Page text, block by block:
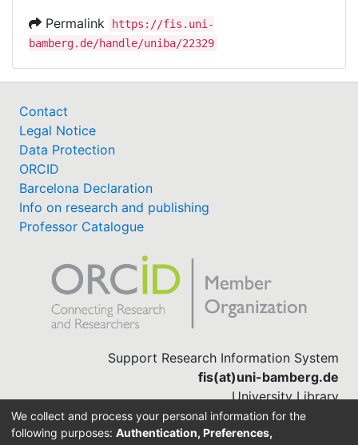
Permalink
https://fis.uni-
bamberg.de/handle/uniba/22329
Contact
Legal Notice
Data Protection
ORCID
Barcelona Declaration
Info on research and publishing
Professor Catalogue
Support Research Information System
fis(at)uni-bamberg.de
University Library
(0951) 863-1568
We collect and process your personal information for the
following purposes: Authentication, Preferences,